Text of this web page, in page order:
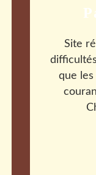
Site
que les